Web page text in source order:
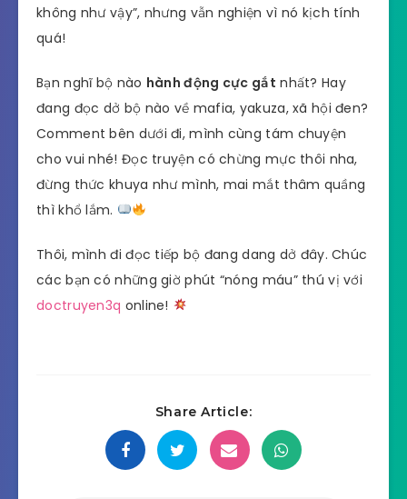
không như vậy”, nhưng vẫn nghiện vì nó kịch tính
quá!
Bạn nghĩ bộ nào hành động cực gắt nhất? Hay
đang đọc dở bộ nào về mafia, yakuza, xã hội đen?
Comment bên dưới đi, mình cùng tám chuyện
cho vui nhé! Đọc truyện có chừng mực thôi nha,
đừng thức khuya như mình, mai mắt thâm quầng
thì khổ lắm.
Thôi, mình đi đọc tiếp bộ đang dang dở đây. Chúc
các bạn có những giờ phút “nóng máu” thú vị với
doctruyen3q online!
Share Article: